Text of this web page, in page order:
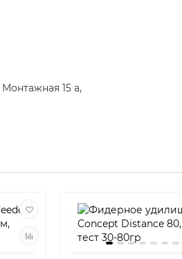
15 а,